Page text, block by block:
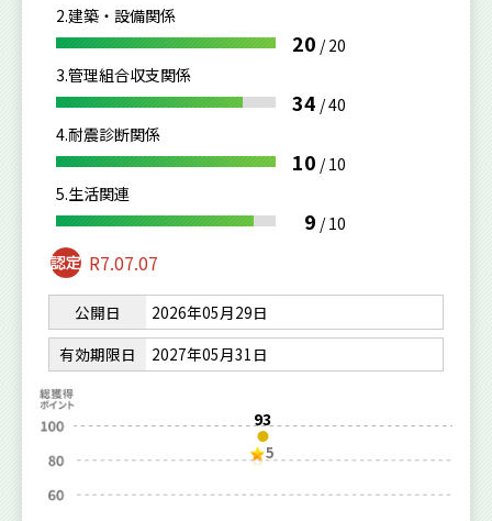
2.建築・設備関係
20 /20
3.管理組合収支関係
34 /40
4.耐震診断関係
10 /10
5.生活関連
9 /10
R7.07.07
公開日
2026年05月29日
有効期限日
2027年05月31日
93
5